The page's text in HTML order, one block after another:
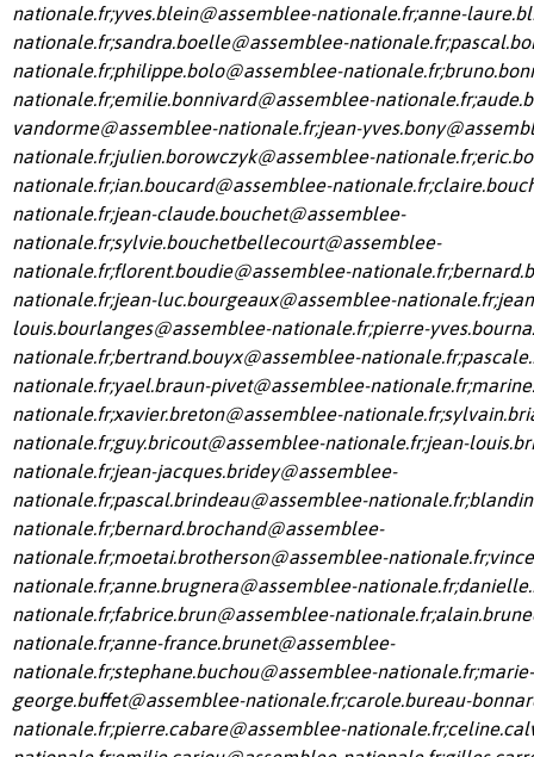
nationale.fr;yves.blein@assemblee-nationale.fr;anne-
nationale.fr;sandra.boelle@assemblee-nationale.fr;
nationale.fr;philippe.bolo@assemblee-nationale.fr;
nationale.fr;emilie.bonnivard@assemblee-nationale.fr;
vandorme@assemblee-nationale.fr;jean-
nationale.fr;julien.borowczyk@assemblee-nationale.fr;
nationale.fr;ian.boucard@assemblee-nationale.fr;
nationale.fr;jean-claude.bouchet@assemblee-
nationale.fr;sylvie.bouchetbellecourt@assemblee-
nationale.fr;florent.boudie@assemblee-nationale.fr;
nationale.fr;jean-luc.bourgeaux@assemblee-nationale.fr;
louis.bourlanges@assemblee-nationale.fr;pierre-
nationale.fr;bertrand.bouyx@assemblee-nationale.fr;
nationale.fr;yael.braun-pivet@assemblee-nationale.fr;
nationale.fr;xavier.breton@assemblee-nationale.fr;
nationale.fr;guy.bricout@assemblee-nationale.fr;jean-
nationale.fr;jean-jacques.bridey@assemblee-
nationale.fr;pascal.brindeau@assemblee-nationale.fr;
nationale.fr;bernard.brochand@assemblee-
nationale.fr;moetai.brotherson@assemblee-nationale.fr;
nationale.fr;anne.brugnera@assemblee-nationale.fr;
nationale.fr;fabrice.brun@assemblee-nationale.fr;
nationale.fr;anne-france.brunet@assemblee-
nationale.fr;stephane.buchou@assemblee-nationale.fr;marie-
george.buffet@assemblee-nationale.fr;carole.bureau-
nationale.fr;pierre.cabare@assemblee-nationale.fr;